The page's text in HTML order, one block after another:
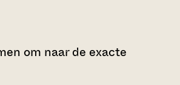
om naar de exacte